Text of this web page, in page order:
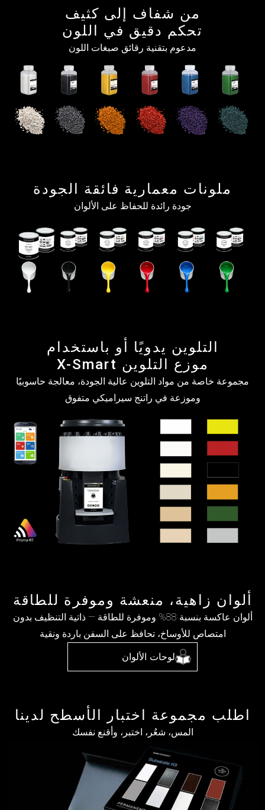
من شفاف إلى كثيف
تحكم دقيق في اللون
مدعوم بتقنية رقائق صبغات اللون
ملونات معمارية فائقة الجودة
جودة رائدة للحفاظ على الألوان
التلوين يدويًا أو باستخدام
موزع التلوين X-Smart
مجموعة خاصة من مواد التلوين عالية الجودة، معالجة حاسوبيًا
وموزعة في راتنج سيراميكي متفوق
ألوان زاهية، منعشة وموفرة للطاقة
ألوان عاكسة بنسبة 88% وموفرة للطاقة — ذاتية التنظيف بدون
امتصاص للأوساخ، تحافظ على السفن باردة ونقية
لوحات الألوان
اطلب مجموعة اختبار الأسطح لدينا
المس، شعُر، اختبر، وأقنع نفسك